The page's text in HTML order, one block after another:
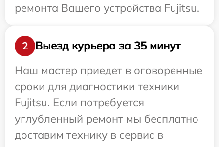
ремонта Вашего устройства Fujitsu.
2
Выезд курьера за 35 минут
Наш мастер приедет в оговоренные
сроки для диагностики техники
Fujitsu. Если потребуется
углубленный ремонт мы бесплатно
доставим технику в сервис в